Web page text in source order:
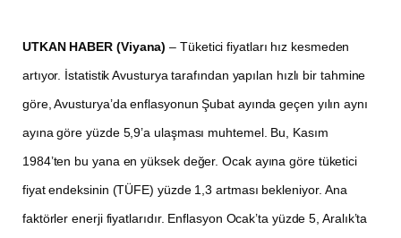
UTKAN HABER (Viyana)– Tüketici fiyatları hız kesmeden
artıyor. İstatistik Avusturya tarafından yapılan hızlı bir tahmine
göre, Avusturya’da enflasyonun Şubat ayında geçen yılın aynı
ayına göre yüzde 5,9’a ulaşması muhtemel. Bu, Kasım
1984’ten bu yana en yüksek değer. Ocak ayına göre tüketici
fiyat endeksinin (TÜFE) yüzde 1,3 artması bekleniyor. Ana
faktörler enerji fiyatlarıdır. Enflasyon Ocak’ta yüzde 5, Aralık’ta